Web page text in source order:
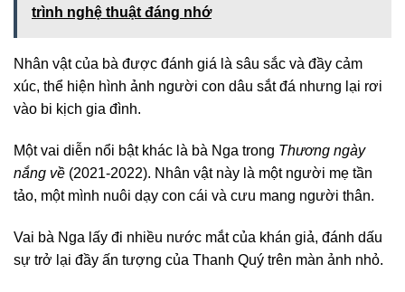
trình nghệ thuật đáng nhớ
Nhân vật của bà được đánh giá là sâu sắc và đầy cảm
xúc, thể hiện hình ảnh người con dâu sắt đá nhưng lại rơi
vào bi kịch gia đình.
Một vai diễn nổi bật khác là bà Nga trong Thương ngày
nắng về (2021-2022). Nhân vật này là một người mẹ tần
tảo, một mình nuôi dạy con cái và cưu mang người thân.
Vai bà Nga lấy đi nhiều nước mắt của khán giả, đánh dấu
sự trở lại đầy ấn tượng của Thanh Quý trên màn ảnh nhỏ.